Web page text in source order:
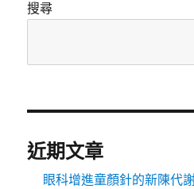
搜尋
近期文章
眼科增進童顏針的新陳代